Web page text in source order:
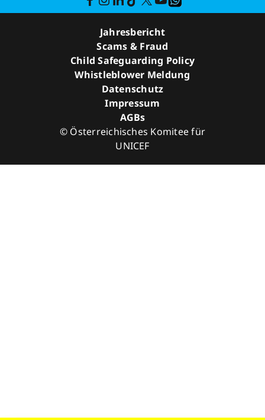
© Österreichisches Komitee für
UNICEF
Jahresbericht
Scams & Fraud
Child Safeguarding Policy
Whistleblower Meldung
Datenschutz
Impressum
AGBs